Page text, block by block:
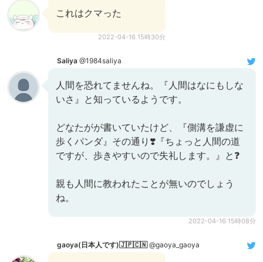
これはクマった
2022-04-16 15時30分
Saliya @1984saliya
人間を恐れてませんね。『人間はなにもしな
いさ』と知っているようです。
どなたがが書いていたけど、『側溝を謙虚に
歩くパンダ』その通り❣️『ちょっと人間の道
ですが、歩きやすいので失礼します。』と❓
親も人間に教われたことが無いのでしょう
ね。
2022-04-16 15時08分
gaoya(日本人です)🇯🇵🇨🇳@gaoya_gaoya